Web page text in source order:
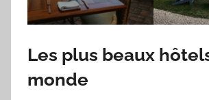
Les plus beaux
monde